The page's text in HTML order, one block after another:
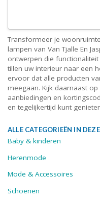
Transformeer je
lampen van Van Tjalle En
ontwerpen die
tillen uw interieur naar een
ervoor dat alle producten
meegaan. Kijk daarnaast
aanbiedingen en
en tegelijkertijd kunt
ALLE CATEGORIEËN IN
Baby & kinderen
Herenmode
Mode & Accessoires
Schoenen